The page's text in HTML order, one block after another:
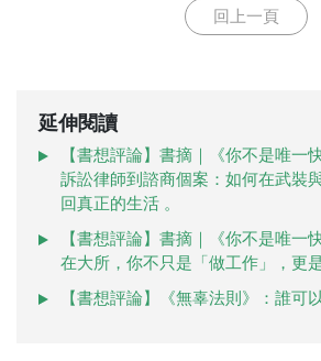
回上一頁
延伸閱讀
【書想評論】書摘｜《你不是唯一
訴訟律師到諮商個案：如何在武裝
回真正的生活 。
【書想評論】書摘｜《你不是唯一
在大所，你不只是「做工作」，更
【書想評論】《無辜法則》：誰可